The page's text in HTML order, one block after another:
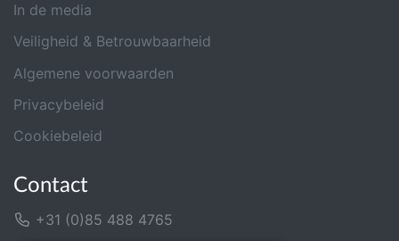
In de media
Veiligheid & Betrouwbaarheid
Algemene voorwaarden
Privacybeleid
Cookiebeleid
Contact
+31 (0)85 488 4765